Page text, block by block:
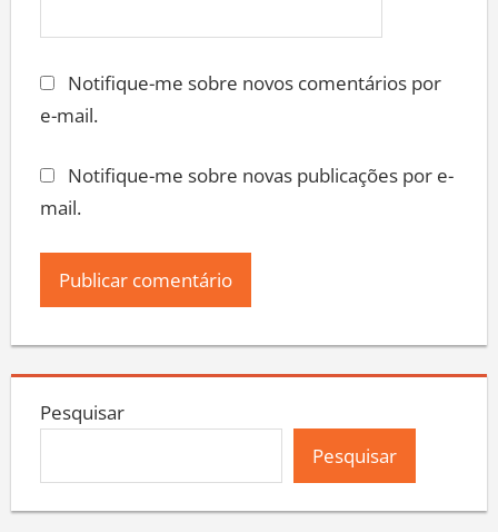
Notifique-me sobre novos comentários por
e-mail.
Notifique-me sobre novas publicações por e-
mail.
Pesquisar
Pesquisar